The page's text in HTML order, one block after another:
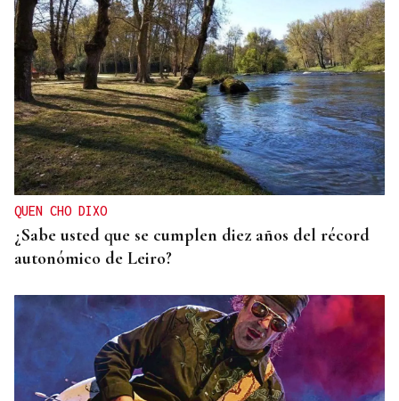
QUEN CHO DIXO
¿Sabe usted que el sosias, Donald Trump, no quiso
perderse la inauguración de la Festa do Boi de
Allariz?
QUEN CHO DIXO
¿Sabe usted que se cumplen diez años del récord
autonómico de Leiro?